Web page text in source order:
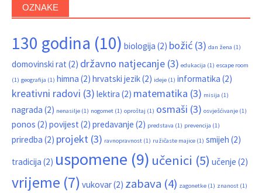
OZNAKE
130 godina (10) biologija (2) božić (3) dan žena (1)
domovinski rat (2) državno natjecanje (3) edukacija (1) escape room
(1) geografija (1) himna (2) hrvatski jezik(2) ideje (1) informatika (2)
kreativni radovi (3) lektira (2) matematika (3) misija (1)
nagrada (2) nenasilje (1) nogomet (1) oproštaj (1) osmaši (3) osvješćivanje (1)
ponos (2) povijest (2) predavanje (2) predstava (1) prevencija (1)
priredba (2) projekt (3) ravnopravnost (1) ružičaste majice (1) smijeh (2)
tradicija (2) uspomene (9) učenici (5) učenje (2)
vrijeme (7) vukovar(2) zabava (4) zagonetke (1) znanost (1)